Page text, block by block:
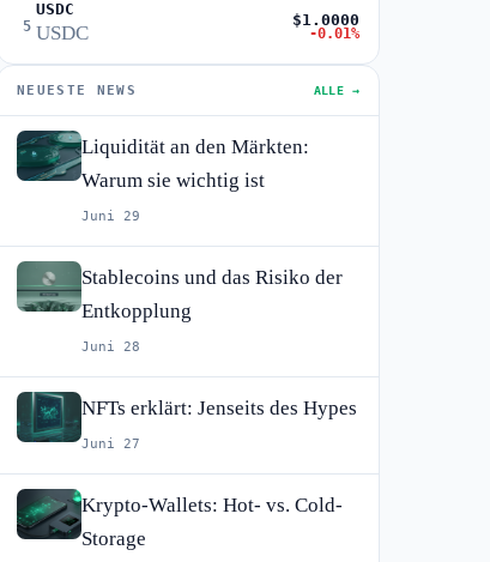
5
USDC
USDC
$1.0000
-0.01%
NEUESTE NEWS ALLE →
Liquidität an den Märkten:
Warum sie wichtig ist
Juni 29
Stablecoins und das Risiko der
Entkopplung
Juni 28
NFTs erklärt: Jenseits des Hypes
Juni 27
Krypto-Wallets: Hot- vs. Cold-
Storage